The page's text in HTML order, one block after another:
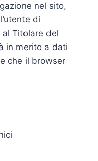
nel sito,
di
Titolare del
in merito a dati
che il browser